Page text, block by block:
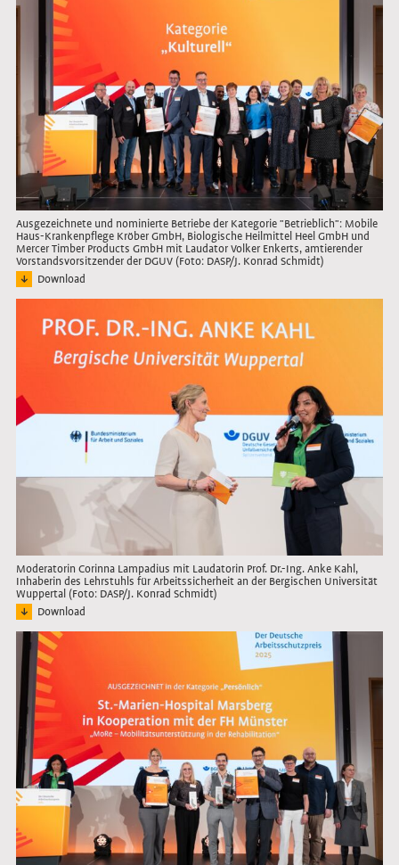
Ausgezeichnete und nominierte Betriebe der Kategorie "Betrieblich": Mobile
Haus-Krankenpflege Kröber GmbH, Biologische Heilmittel Heel GmbH und
Mercer Timber Products GmbH mit Laudator Volker Enkerts, amtierender
Vorstandsvorsitzender der DGUV (Foto: DASP/J. Konrad Schmidt)
Download
Moderatorin Corinna Lampadius mit Laudatorin Prof. Dr.-Ing. Anke Kahl,
Inhaberin des Lehrstuhls für Arbeitssicherheit an der Bergischen Universität
Wuppertal (Foto: DASP/J. Konrad Schmidt)
Download
Link öffnet das Bild in Lightbox